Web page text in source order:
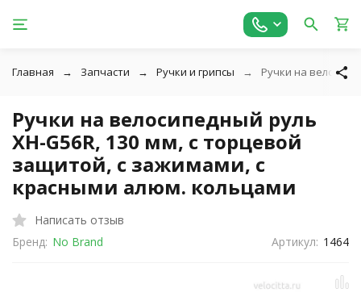
Главная Запчасти Ручки и грипсы Ручки на
Ручки на велосипедный руль
XH-G56R, 130 мм, с торцевой
защитой, с зажимами, с
красными алюм. кольцами
Написать отзыв
Бренд: No Brand Артикул: 1464